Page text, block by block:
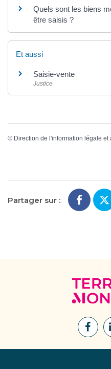
Quels sont les biens
être saisis ?
Et aussi
Saisie-vente
Justice
© Direction de l'information légale et
Partager sur :
Lien